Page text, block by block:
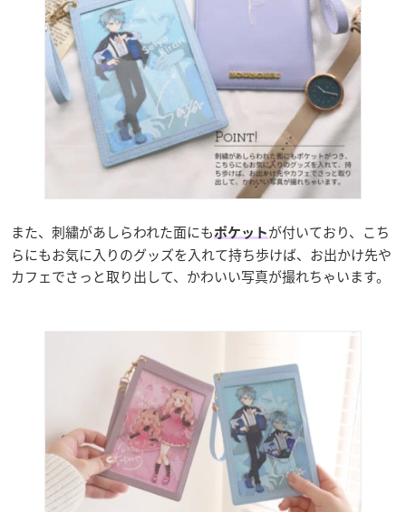
また、刺繍があしらわれた面にも ポケット が付いており、こち
らにもお気に入りのグッズを入れて持ち歩けば、お出かけ先や
カフェでさっと取り出して、かわいい写真が撮れちゃいます。